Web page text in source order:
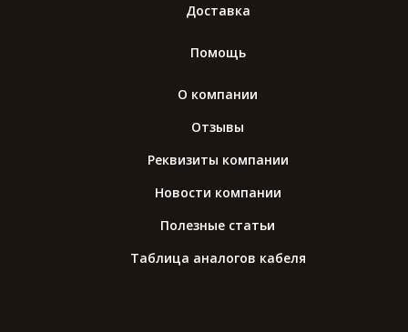
Доставка
Помощь
О компании
Отзывы
Реквизиты компании
Новости компании
Полезные статьи
Таблица аналогов кабеля